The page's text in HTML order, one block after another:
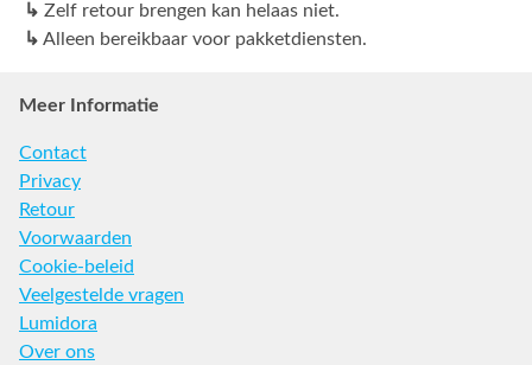
↳ Zelf retour brengen kan helaas niet.
↳ Alleen bereikbaar voor pakketdiensten.
Meer Informatie
Contact
Privacy
Retour
Voorwaarden
Cookie-beleid
Veelgestelde vragen
Lumidora
Over ons